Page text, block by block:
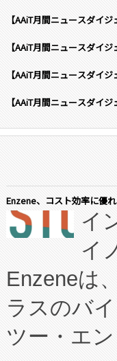
【AAiT月間ニュースダイ
【AAiT月間ニュースダイ
【AAiT月間ニュースダイ
【AAiT月間ニュースダイ
Enzene、コスト効率に優
イ
イ
Enzeneは
ラスのバ
ツー・エ